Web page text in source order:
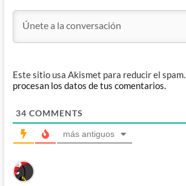
Este sitio usa Akismet para reducir el spam.
procesan los datos de tus comentarios.
34 COMMENTS
más antiguos